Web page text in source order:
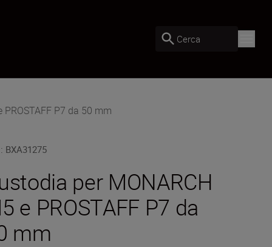
Cerca
P7 da 50 mm
: BXA31275
per MONARCH
e PROSTAFF P7 da
mm